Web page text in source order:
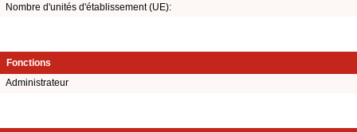
Nombre d'unités d'établissement (UE):
Fonctions
Administrateur